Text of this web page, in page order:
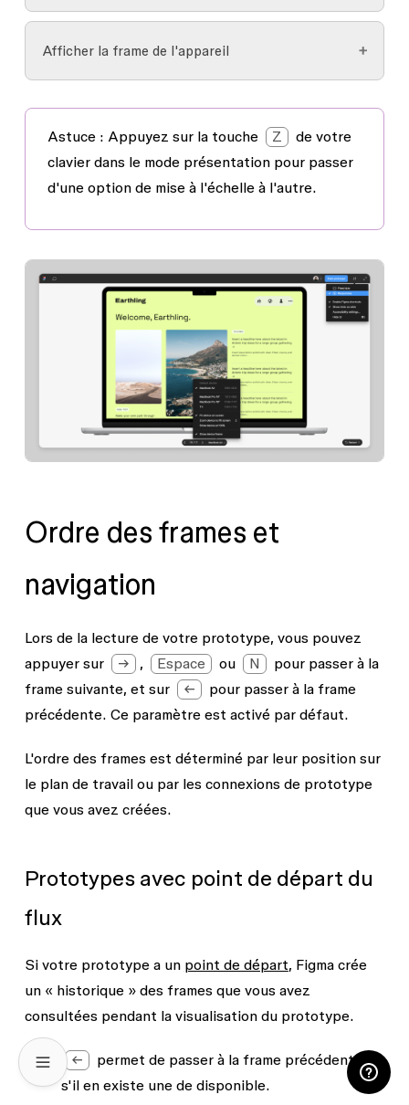
frame. Selon la taille de la frame et de l'écran,
cela peut entraîner un prototype rogné.
Afficher la frame de l'appareil
cette option vous permet d'afficher ou de
masquer la frame physique de l'appareil.
Astuce : Appuyez sur la touche Z
de votre
clavier dans le mode présentation pour passer
d'une option de mise à l'échelle à l'autre.
Ordre des frames et
navigation
Lors de la lecture de votre prototype, vous pouvez
appuyer sur
→ , Espace ou N
pour passer à la
frame suivante, et sur
←
pour passer à la frame
précédente. Ce paramètre est activé par défaut.
L'ordre des frames est déterminé par leur position sur
le plan de travail ou par les connexions de prototype
que vous avez créées.
Prototypes avec point de départ du
flux
Si votre prototype a un point de départ, Figma crée
un « historique » des frames que vous avez
consultées pendant la visualisation du prototype.
←
permet de passer à la frame précédente,
s'il en existe une de disponible.